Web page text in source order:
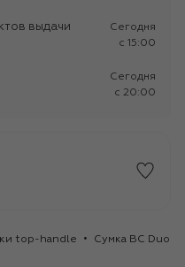
выдачи
Сегодня
c 15:00
Сегодня
c 20:00
top-handle Сумка BC Duo